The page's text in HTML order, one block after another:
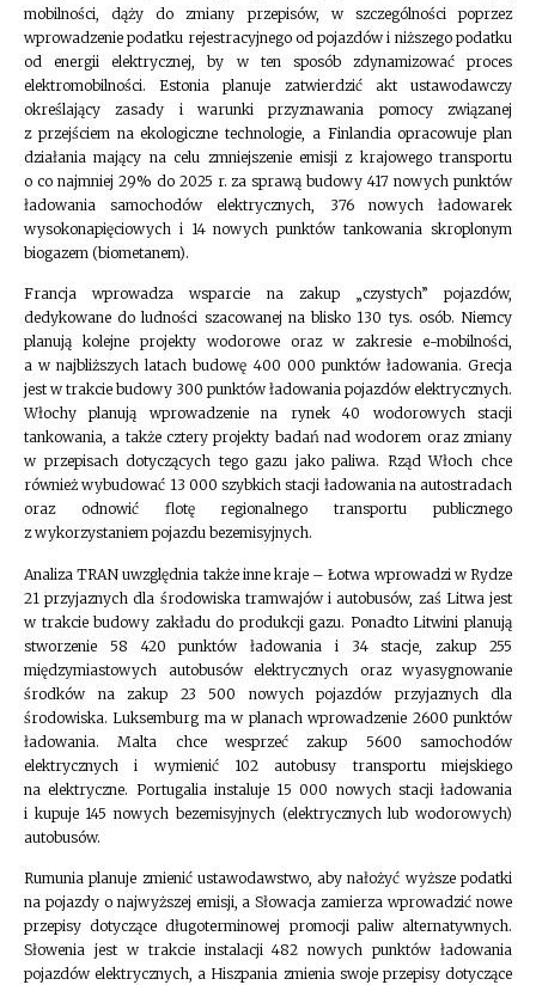
mobilności, dąży do zmiany przepisów, w szczególności poprzez
wprowadzenie podatku rejestracyjnego od pojazdów i niższego podatku
od energii elektrycznej, by w ten sposób zdynamizować proces
elektromobilności. Estonia planuje zatwierdzić akt ustawodawczy
określający zasady i warunki przyznawania pomocy związanej
z przejściem na ekologiczne technologie, a Finlandia opracowuje plan
działania mający na celu zmniejszenie emisji z krajowego transportu
o co najmniej 29% do 2025 r. za sprawą budowy 417 nowych punktów
ładowania samochodów elektrycznych, 376 nowych ładowarek
wysokonapięciowych i 14 nowych punktów tankowania skroplonym
biogazem (biometanem).
Francja wprowadza wsparcie na zakup „czystych” pojazdów,
dedykowane do ludności szacowanej na blisko 130 tys. osób. Niemcy
planują kolejne projekty wodorowe oraz w zakresie e-mobilności,
a w najbliższych latach budowę 400 000 punktów ładowania. Grecja
jest w trakcie budowy 300 punktów ładowania pojazdów elektrycznych.
Włochy planują wprowadzenie na rynek 40 wodorowych stacji
tankowania, a także cztery projekty badań nad wodorem oraz zmiany
w przepisach dotyczących tego gazu jako paliwa. Rząd Włoch chce
również wybudować 13 000 szybkich stacji ładowania na autostradach
oraz odnowić flotę regionalnego transportu publicznego
z wykorzystaniem pojazdu bezemisyjnych.
Analiza TRAN uwzględnia także inne kraje – Łotwa wprowadzi w Rydze
21 przyjaznych dla środowiska tramwajów i autobusów, zaś Litwa jest
w trakcie budowy zakładu do produkcji gazu. Ponadto Litwini planują
stworzenie 58 420 punktów ładowania i 34 stacje, zakup 255
międzymiastowych autobusów elektrycznych oraz wyasygnowanie
środków na zakup 23 500 nowych pojazdów przyjaznych dla
środowiska. Luksemburg ma w planach wprowadzenie 2600 punktów
ładowania. Malta chce wesprzeć zakup 5600 samochodów
elektrycznych i wymienić 102 autobusy transportu miejskiego
na elektryczne. Portugalia instaluje 15 000 nowych stacji ładowania
i kupuje 145 nowych bezemisyjnych (elektrycznych lub wodorowych)
autobusów.
Rumunia planuje zmienić ustawodawstwo, aby nałożyć wyższe podatki
na pojazdy o najwyższej emisji, a Słowacja zamierza wprowadzić nowe
przepisy dotyczące długoterminowej promocji paliw alternatywnych.
Słowenia jest w trakcie instalacji 482 nowych punktów ładowania
pojazdów elektrycznych, a Hiszpania zmienia swoje przepisy dotyczące